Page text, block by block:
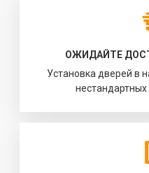
ОЖИДАЙТЕ
Установка дверей в